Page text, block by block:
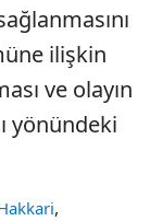
ilişkin
ve olayın
yönündeki
,